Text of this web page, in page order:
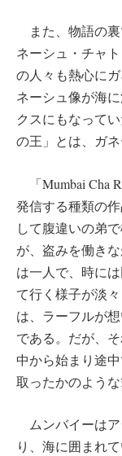
また、物語の
ネーシュ・チャ
の人々も熱心に
ネーシュ像が海
クスにもなって
の王」とは、ガネ
「Mumbai Cha
発信する種類の
して腹違いの弟
が、盗みを働き
は一人で、時に
て行く様子が淡
は、ラーフルが
である。だが、
中から始まり途
取ったかのような
ムンバイーはア
り、海に囲まれ